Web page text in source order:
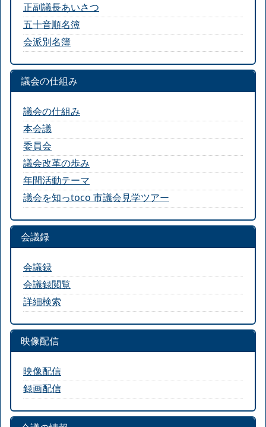
正副議長あいさつ
五十音順名簿
会派別名簿
議会の仕組み
議会の仕組み
本会議
委員会
議会改革の歩み
年間活動テーマ
議会を知っtoco 市議会見学ツアー
会議録
会議録
会議録閲覧
詳細検索
映像配信
映像配信
録画配信